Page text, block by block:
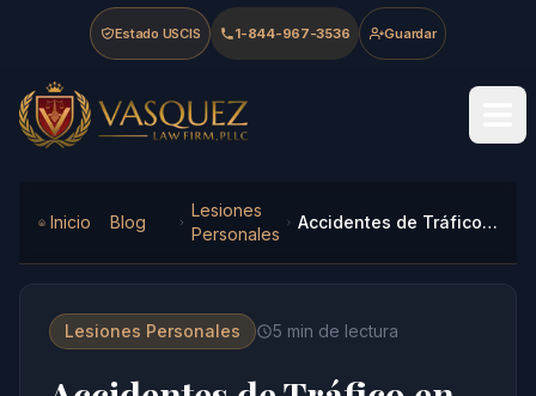
Skip to main content
Skip to navigation
Skip to footer
Estado USCIS 1-844-967-3536 Guardar
Vasquez Law Firm - Home
Inicio Blog
Lesiones
Personales
Accidentes de Tráfico en Durham: Lo Esencial para 2026
Lesiones Personales 5 min de lectura